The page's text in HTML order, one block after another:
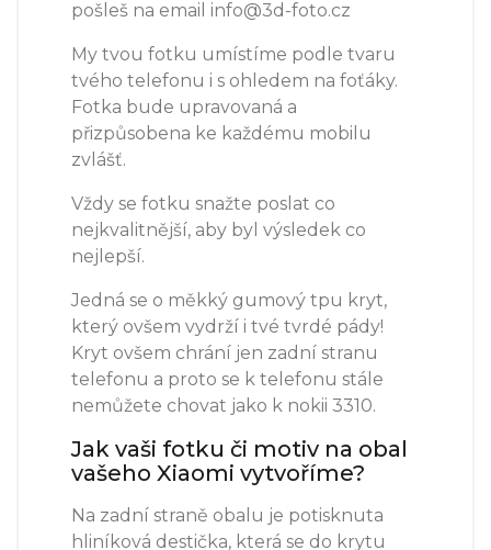
pošleš na email info@3d-foto.cz
My tvou fotku umístíme podle tvaru
tvého telefonu i s ohledem na foťáky.
Fotka bude upravovaná a
přizpůsobena ke každému mobilu
zvlášť.
Vždy se fotku snažte poslat co
nejkvalitnější, aby byl výsledek co
nejlepší.
Jedná se o měkký gumový tpu kryt,
který ovšem vydrží i tvé tvrdé pády!
Kryt ovšem chrání jen zadní stranu
telefonu a proto se k telefonu stále
nemůžete chovat jako k nokii 3310.
Jak vaši fotku či motiv na obal
vašeho Xiaomi vytvoříme?
Na zadní straně obalu je potisknuta
hliníková destička, která se do krytu